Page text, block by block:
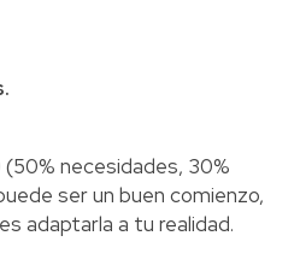
(50% necesidades, 30%
ser un buen comienzo,
adaptarla a tu realidad.